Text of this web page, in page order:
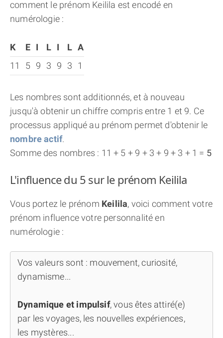
comment le prénom Keilila est encodé en
numérologie :
K E I L I L A
11
5 9 3 9 3 1
Les nombres sont additionnés, et à nouveau
jusqu'à obtenir un chiffre compris entre 1 et 9. Ce
processus appliqué au prénom permet d'obtenir le
nombre actif.
Somme des nombres : 11 + 5 + 9 + 3 + 9 + 3 + 1 = 5
L'influence du 5 sur le prénom Keilila
Vous portez le prénom Keilila, voici comment votre
prénom influence votre personnalité en
numérologie :
Vos valeurs sont : mouvement, curiosité,
dynamisme...
Dynamique et impulsif, vous êtes attiré(e)
par les voyages, les nouvelles expériences,
les mystères...